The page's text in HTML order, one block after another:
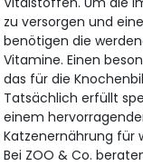
zu versorgen und
benötigen die
Vitamine. Einen
das für die
Tatsächlich erfüllt
einem
Katzenernährung für
Bei ZOO & Co.